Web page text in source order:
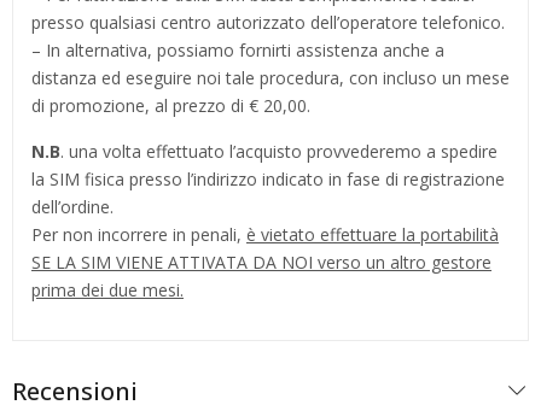
presso qualsiasi centro autorizzato dell’operatore telefonico.
– In alternativa, possiamo fornirti assistenza anche a
distanza ed eseguire noi tale procedura, con incluso un mese
di promozione, al prezzo di € 20,00.
N.B. una volta effettuato l’acquisto provvederemo a spedire
la SIM fisica presso l’indirizzo indicato in fase di registrazione
dell’ordine.
Per non incorrere in penali, è vietato effettuare la portabilità
SE LA SIM VIENE ATTIVATA DA NOI verso un altro gestore
prima dei due mesi.
Recensioni